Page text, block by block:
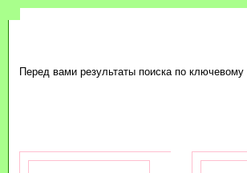
Перед вами результаты поиска по ключевому